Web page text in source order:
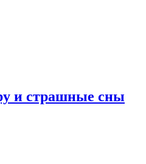
и страшные сны